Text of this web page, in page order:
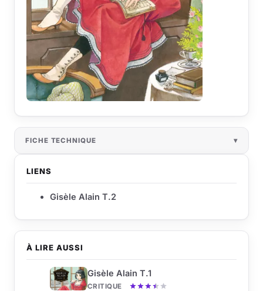
À LIRE AUSSI
Gisèle Alain T.1
CRITIQUE
FICHE TECHNIQUE
LIENS
Gisèle Alain T.2